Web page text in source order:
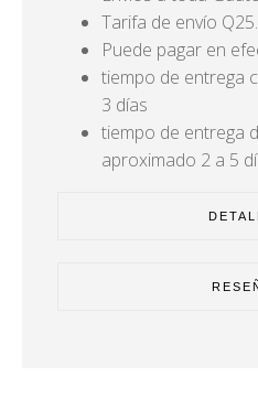
Tarifa de envío
Puede pagar en
tiempo de entrega
3 días
tiempo de entrega
aproximado 2 a 5